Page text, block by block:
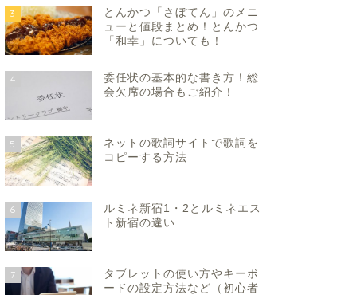
3
とんかつ「さぼてん」のメニ
ューと値段まとめ！とんかつ
「和幸」についても！
4
委任状の基本的な書き方！総
会欠席の場合もご紹介！
5
ネットの歌詞サイトで歌詞を
コピーする方法
6
ルミネ新宿1・2とルミネエス
ト新宿の違い
7
タブレットの使い方やキーボ
ードの設定方法など（初心者